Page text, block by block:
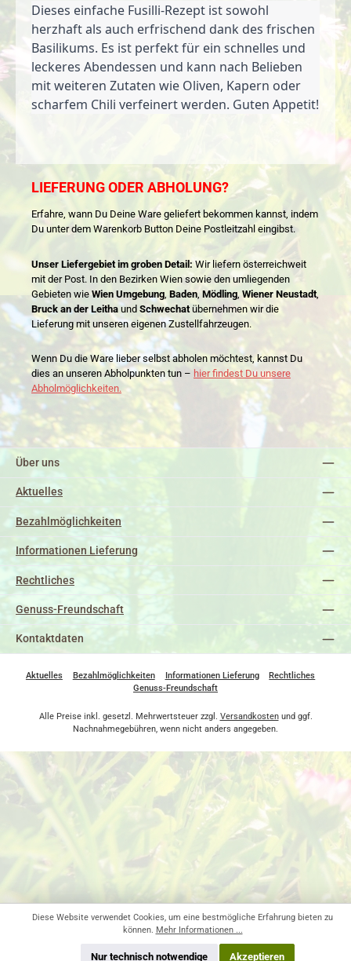
Dieses einfache Fusilli-Rezept ist sowohl
herzhaft als auch erfrischend dank des frischen
Basilikums. Es ist perfekt für ein schnelles und
leckeres Abendessen und kann nach Belieben
mit weiteren Zutaten wie Oliven, Kapern oder
scharfem Chili verfeinert werden. Guten Appetit!
LIEFERUNG ODER ABHOLUNG?
Erfahre, wann Du Deine Ware geliefert bekommen kannst, indem
Du unter dem Warenkorb Button Deine Postleitzahl eingibst.
Unser Liefergebiet im groben Detail:Wir liefern österreichweit
mit der Post. In den Bezirken Wien sowie den umliegenden
Gebieten wie Wien Umgebung Baden Mödling Wiener Neustadt,
Bruck an der Leithaund Schwechat übernehmen wir die
Lieferung mit unseren eigenen Zustellfahrzeugen.
Wenn Du die Ware lieber selbst abholen möchtest, kannst Du
dies an unseren Abholpunkten tun – hier findest Du unsere
Abholmöglichkeiten.
Über uns
Aktuelles
Bezahlmöglichkeiten
Informationen Lieferung
Rechtliches
Genuss-Freundschaft
Kontaktdaten
Aktuelles Bezahlmöglichkeiten Informationen Lieferung
Rechtliches
Genuss-Freundschaft
Alle Preise inkl. gesetzl. Mehrwertsteuer zzgl. Versandkostenund ggf.
Nachnahmegebühren, wenn nicht anders angegeben.
Diese Website verwendet Cookies, um eine bestmögliche Erfahrung bieten zu
können. Mehr Informationen ...
Nur technisch notwendige Akzeptieren